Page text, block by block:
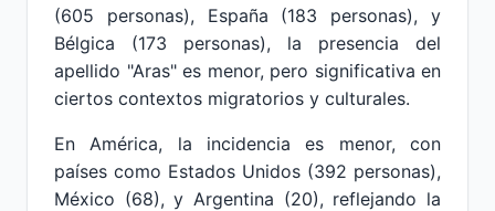
(605 personas), España (183 personas), y
Bélgica (173 personas), la presencia del
apellido "Aras" es menor, pero significativa en
ciertos contextos migratorios y culturales.
En América, la incidencia es menor, con
países como Estados Unidos (392 personas),
México (68), y Argentina (20), reflejando la